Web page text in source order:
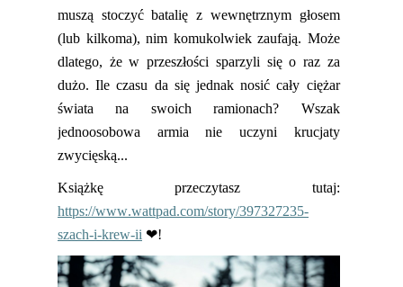
muszą stoczyć batalię z wewnętrznym głosem
(lub kilkoma), nim komukolwiek zaufają. Może
dlatego, że w przeszłości sparzyli się o raz za
dużo. Ile czasu da się jednak nosić cały ciężar
świata na swoich ramionach? Wszak
jednoosobowa armia nie uczyni krucjaty
zwycięską...
Książkę przeczytasz tutaj:
https://www.wattpad.com/story/397327235-
szach-i-krew-ii ❤!